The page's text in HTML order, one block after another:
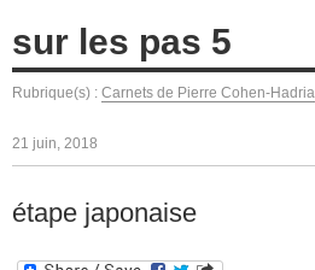
sur les pas 5
Rubrique(s) : Carnets de Pierre Cohen-Hadria
21 juin, 2018
étape japonaise